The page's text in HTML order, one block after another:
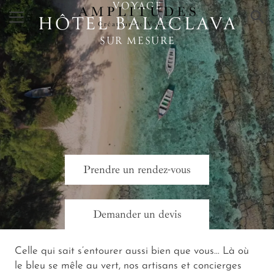
× VOYAGE
HÔTEL BALACLAVA
SUR MESURE
Prendre un rendez-vous
Demander un devis
Celle qui sait s’entourer aussi bien que vous… Là où
le bleu se mêle au vert, nos artisans et concierges